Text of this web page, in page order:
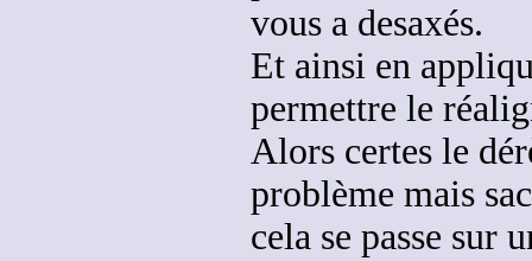
vous a desaxés.
Et ainsi en
permettre le
Alors certes le
problème mais
cela se passe sur